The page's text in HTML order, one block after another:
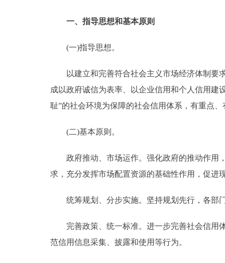
参与调查
绿色北京
一、指导思想和基本原则
(一)指导思想。
以建立和完善符合社会主义市场经济体制要求
成以政府诚信为表率、以企业信用和个人信用建
耻”的社会环境为保障的社会信用体系，有重点
(二)基本原则。
政府推动、市场运作。强化政府的推动作用，
求，充分发挥市场配置资源的基础性作用，促进
统筹规划、分步实施。坚持规划先行，各部门
完善政策、统一标准。进一步完善社会信用体
范信用信息采集、披露和使用等行为。